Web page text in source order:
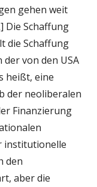
gehen weit
Die Schaffung
die Schaffung
von den USA
heißt, eine
der neoliberalen
Finanzierung
institutionelle
den
aber die